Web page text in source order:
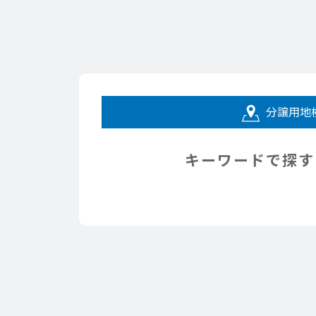
分譲用地
キーワードで探す